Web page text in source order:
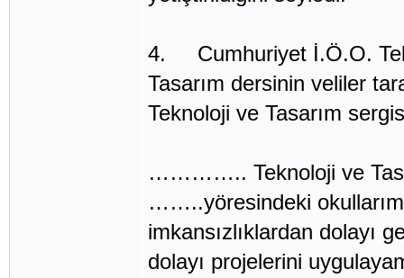
4. Cumhuriyet İ.Ö.O.
Tasarım dersinin veliler
Teknoloji ve Tasarım
………….. Teknoloji ve
……..yöresindeki
imkansızlıklardan dolayı
dolayı projelerini